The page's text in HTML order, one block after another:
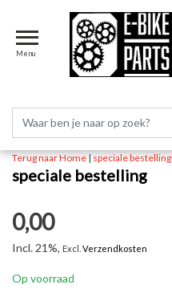
Menu
Terug naar Home|speciale bestelling
speciale bestelling
0,00
Incl. 21%, Excl. Verzendkosten
Op voorraad